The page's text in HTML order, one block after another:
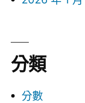
分類
分數